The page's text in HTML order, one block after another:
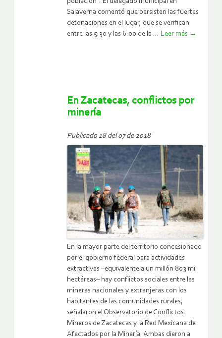
Salaverna comentó que persisten las fuertes
detonaciones en el lugar, que se verifican
entre las 5:30 y las 6:00 de la ... Leer más →
En Zacatecas, conflictos por
minería
Publicado 18 del 07 de 2018
En la mayor parte del territorio concesionado
por el gobierno federal para actividades
extractivas –equivalente a un millón 803 mil
hectáreas– hay conflictos sociales entre las
mineras nacionales y extranjeras con los
habitantes de las comunidades rurales,
señalaron el Observatorio de Conflictos
Mineros de Zacatecas y la Red Mexicana de
Afectados por la Minería. Ambas dieron a